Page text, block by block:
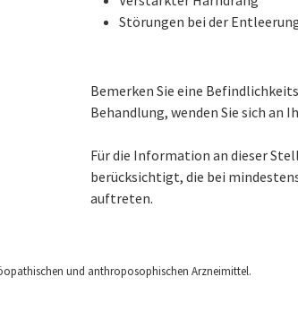
Störungen bei der
Bemerken Sie eine
Behandlung, wenden Sie sich an
Für die Information an dieser
berücksichtigt, die bei
auftreten.
und anthroposophischen Arzneimittel.